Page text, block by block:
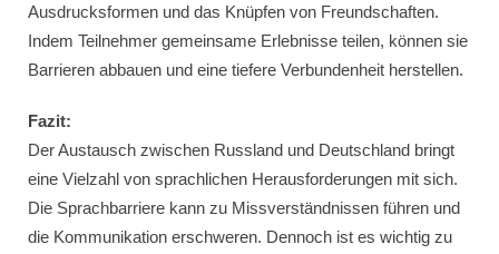
Ausdrucksformen und das Knüpfen von Freundschaften.
Indem Teilnehmer gemeinsame Erlebnisse teilen, können sie
Barrieren abbauen und eine tiefere Verbundenheit herstellen.
Fazit:
Der Austausch zwischen Russland und Deutschland bringt
eine Vielzahl von sprachlichen Herausforderungen mit sich.
Die Sprachbarriere kann zu Missverständnissen führen und
die Kommunikation erschweren. Dennoch ist es wichtig zu